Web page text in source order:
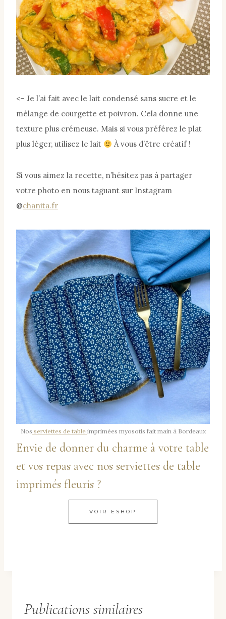
<– Je l’ai fait avec le lait condensé sans sucre et le
mélange de courgette et poivron. Cela donne une
texture plus crémeuse. Mais si vous préférez le plat
plus léger, utilisez le lait
À vous d’être créatif !
Si vous aimez la recette, n’hésitez pas à partager
votre photo en nous taguant sur Instagram
@chanita.fr
Nos serviettes de table imprimées myosotis fait main à Bordeaux
Envie de donner du charme à votre table
et vos repas avec nos serviettes de table
imprimés fleuris ?
VOIR ESHOP
Publications similaires